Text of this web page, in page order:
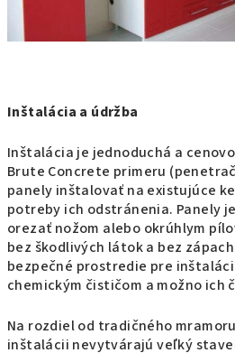
Inštalácia a údržba
Inštalácia je jednoduchá a
Brute Concrete primeru
panely inštalovať na existujúce
potreby ich odstránenia. Panely
orezať nožom alebo okrúhlym
bez škodlivých látok a bez
bezpečné prostredie pre
chemickým čističom a možno ich
Na rozdiel od tradičného
inštalácii nevytvárajú veľký